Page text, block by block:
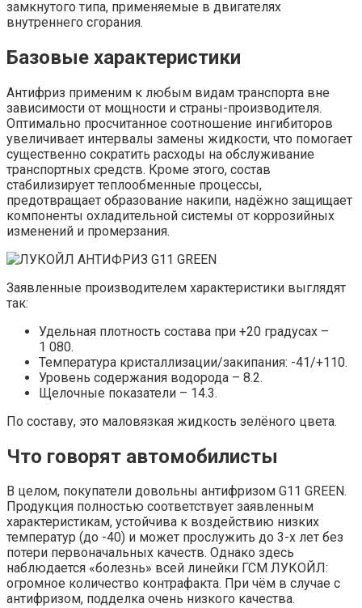
замкнутого типа, применяемые в двигателях
внутреннего сгорания.
Базовые характеристики
Антифриз применим к любым видам транспорта вне
зависимости от мощности и страны-производителя.
Оптимально просчитанное соотношение ингибиторов
увеличивает интервалы замены жидкости, что помогает
существенно сократить расходы на обслуживание
транспортных средств. Кроме этого, состав
стабилизирует теплообменные процессы,
предотвращает образование накипи, надёжно защищает
компоненты охладительной системы от коррозийных
изменений и промерзания.
Заявленные производителем характеристики выглядят
так:
Удельная плотность состава при +20 градусах –
1 080.
Температура кристаллизации/закипания: -41/+110.
Уровень содержания водорода – 8.2.
Щелочные показатели – 14.3.
По составу, это маловязкая жидкость зелёного цвета.
Что говорят автомобилисты
В целом, покупатели довольны антифризом G11 GREEN.
Продукция полностью соответствует заявленным
характеристикам, устойчива к воздействию низких
температур (до -40) и может прослужить до 3-х лет без
потери первоначальных качеств. Однако здесь
наблюдается «болезнь» всей линейки ГСМ ЛУКОЙЛ:
огромное количество контрафакта. При чём в случае с
антифризом, подделка очень низкого качества.